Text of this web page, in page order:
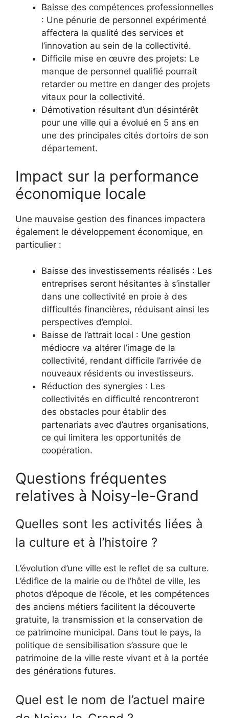
Baisse des compétences professionnelles
: Une pénurie de personnel expérimenté
affectera la qualité des services et
l’innovation au sein de la collectivité.
Difficile mise en œuvre des projets: Le
manque de personnel qualifié pourrait
retarder ou mettre en danger des projets
vitaux pour la collectivité.
Démotivation résultant d’un désintérêt
pour une ville qui a évolué en 5 ans en
une des principales cités dortoirs de son
département.
Impact sur la performance
économique locale
Une mauvaise gestion des finances impactera
également le développement économique, en
particulier :
Baisse des investissements réalisés : Les
entreprises seront hésitantes à s’installer
dans une collectivité en proie à des
difficultés financières, réduisant ainsi les
perspectives d’emploi.
Baisse de l’attrait local : Une gestion
médiocre va altérer l’image de la
collectivité, rendant difficile l’arrivée de
nouveaux résidents ou investisseurs.
Réduction des synergies : Les
collectivités en difficulté rencontreront
des obstacles pour établir des
partenariats avec d’autres organisations,
ce qui limitera les opportunités de
coopération.
Questions fréquentes
relatives à Noisy-le-Grand
Quelles sont les activités liées à
la culture et à l’histoire ?
L’évolution d’une ville est le reflet de sa culture.
L’édifice de la mairie ou de l’hôtel de ville, les
photos d’époque de l’école, et les compétences
des anciens métiers facilitent la découverte
gratuite, la transmission et la conservation de
ce patrimoine municipal. Dans tout le pays, la
politique de sensibilisation s’assure que le
patrimoine de la ville reste vivant et à la portée
des générations futures.
Quel est le nom de l’actuel maire